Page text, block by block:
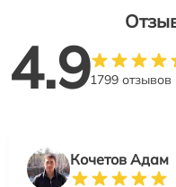
4.91799 отзывов
Кочетов Адам